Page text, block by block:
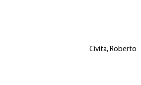
Civita, Roberto